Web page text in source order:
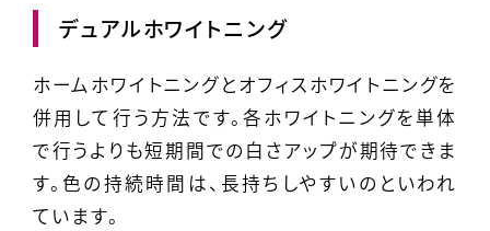
デュアルホワイトニング
ホームホワイトニングとオフィスホワイトニングを
併用して行う方法です。各ホワイトニングを単体
で行うよりも短期間での白さアップが期待できま
す。色の持続時間は、長持ちしやすいのといわれ
ています。